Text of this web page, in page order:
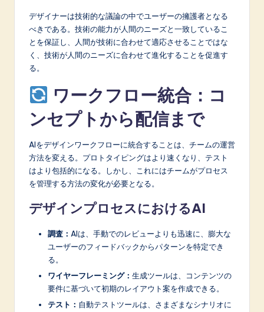
デザイナーは技術的な議論の中でユーザーの擁護者となる
べきである。技術の能力が人間のニーズと一致しているこ
とを保証し、人間が技術に合わせて適応させることではな
く、技術が人間のニーズに合わせて進化することを促進す
る。
ワークフロー統合：コ
ンセプトから配信まで
AIをデザインワークフローに統合することは、チームの運営
方法を変える。プロトタイピングはより速くなり、テスト
はより包括的になる。しかし、これにはチームがプロセス
を管理する方法の変化が必要となる。
デザインプロセスにおけるAI
調査： AIは、手動でのレビューよりも迅速に、膨大な
ユーザーのフィードバックからパターンを特定でき
る。
ワイヤーフレーミング： 生成ツールは、コンテンツの
要件に基づいて初期のレイアウト案を作成できる。
テスト： 自動テストツールは、さまざまなシナリオに